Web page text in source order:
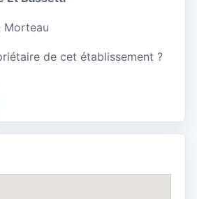
Morteau
de cet établissement ?